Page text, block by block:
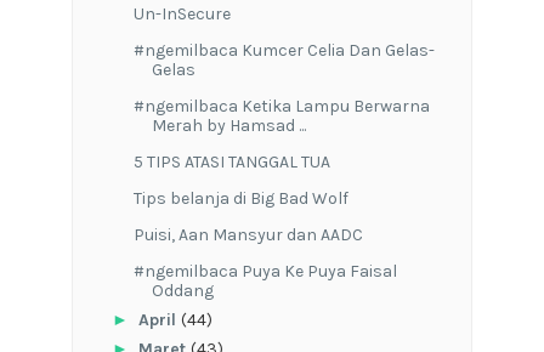
Un-InSecure
#ngemilbaca Kumcer Celia Dan Gelas-
Gelas
#ngemilbaca Ketika Lampu Berwarna
Merah by Hamsad ...
5 TIPS ATASI TANGGAL TUA
Tips belanja di Big Bad Wolf
Puisi, Aan Mansyur dan AADC
#ngemilbaca Puya Ke Puya Faisal
Oddang
► April (44)